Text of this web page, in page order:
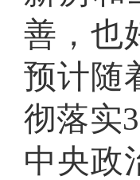
善，也
预计随
彻落实
中央政